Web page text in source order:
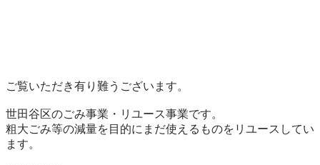
ご覧いただき有り難うございます。
世⽥⾕区のごみ事業・リユース事業です。
粗⼤ごみ等の減量を⽬的にまだ使えるものをリユースしてい
ます。